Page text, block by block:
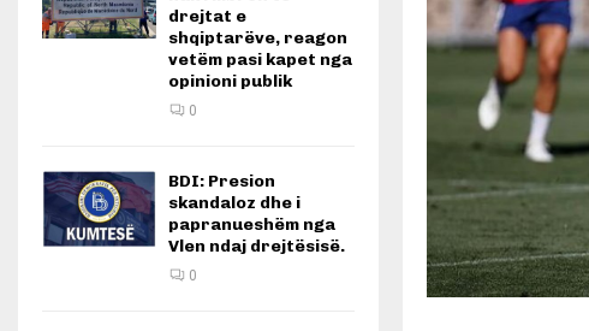
drejtat e
shqiptarëve, reagon
vetëm pasi kapet nga
opinioni publik
0
BDI: Presion
skandaloz dhe i
papranueshëm nga
Vlen ndaj drejtësisë.
0